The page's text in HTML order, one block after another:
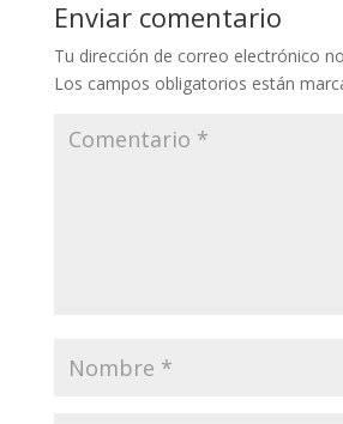
Enviar comentario
Tu dirección de correo electrónico
Los campos obligatorios están